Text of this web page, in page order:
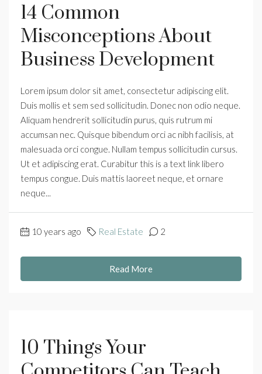
14 Common
Misconceptions About
Business Development
Lorem ipsum dolor sit amet, consectetur adipiscing elit.
Duis mollis et sem sed sollicitudin. Donec non odio neque.
Aliquam hendrerit sollicitudin purus, quis rutrum mi
accumsan nec. Quisque bibendum orci ac nibh facilisis, at
malesuada orci congue. Nullam tempus sollicitudin cursus.
Ut et adipiscing erat. Curabitur this is a text link libero
tempus congue. Duis mattis laoreet neque, et ornare
neque...
10 years ago Real Estate 2
Read More
10 Things Your